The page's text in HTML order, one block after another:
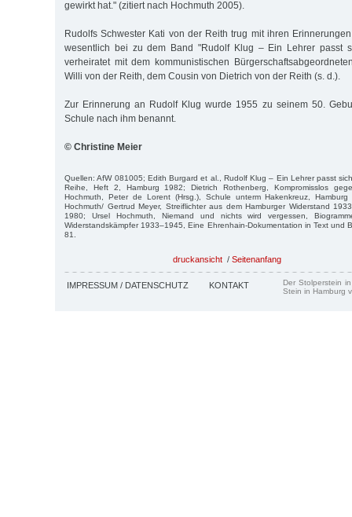
gewirkt hat." (zitiert nach Hochmuth 2005).
Rudolfs Schwester Kati von der Reith trug mit ihren
wesentlich bei zu dem Band "Rudolf Klug – Ein Lehrer passt
verheiratet mit dem kommunistischen
Willi von der Reith, dem Cousin von Dietrich von der Reith (s. d.).
Zur Erinnerung an Rudolf Klug wurde 1955 zu seinem 50.
Schule nach ihm benannt.
© Christine Meier
Quellen: AfW 081005; Edith Burgard et al., Rudolf Klug – Ein Lehrer passt
Reihe, Heft 2, Hamburg 1982; Dietrich Rothenberg, Kompromisslos
Hochmuth, Peter de Lorent (Hrsg.), Schule unterm Hakenkreuz,
Hochmuth/ Gertrud Meyer, Streiflichter aus dem Hamburger Widerstand
1980; Ursel Hochmuth, Niemand und nichts wird vergessen,
Widerstandskämpfer 1933–1945, Eine Ehrenhain-Dokumentation in Text und
81.
druckansicht / Seitenanfang
IMPRESSUM / DATENSCHUTZ KONTAKT
Der Stolperstein
Stein in Hamburg